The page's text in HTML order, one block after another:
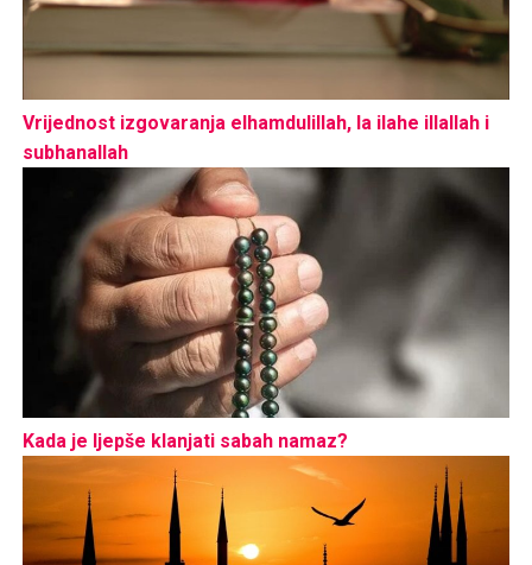
Vrijednost izgovaranja elhamdulillah, la ilahe illallah i
subhanallah
Kada je ljepše klanjati sabah namaz?